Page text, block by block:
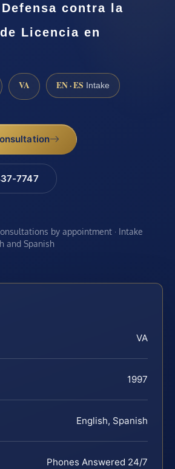
contra la
Licencia en
VA EN · ES Intake
7747
by appointment · Intake
and Spanish
VA
1997
English, Spanish
Phones Answered 24/7